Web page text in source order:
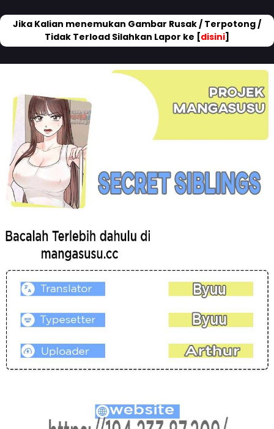
Jika Kalian menemukan Gambar Rusak / Terpotong /
Tidak Terload Silahkan Lapor ke [disini]